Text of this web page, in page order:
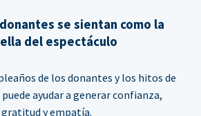
se sientan como la
del espectáculo
de los donantes y los hitos de
ayudar a generar confianza,
gratitud y empatía.